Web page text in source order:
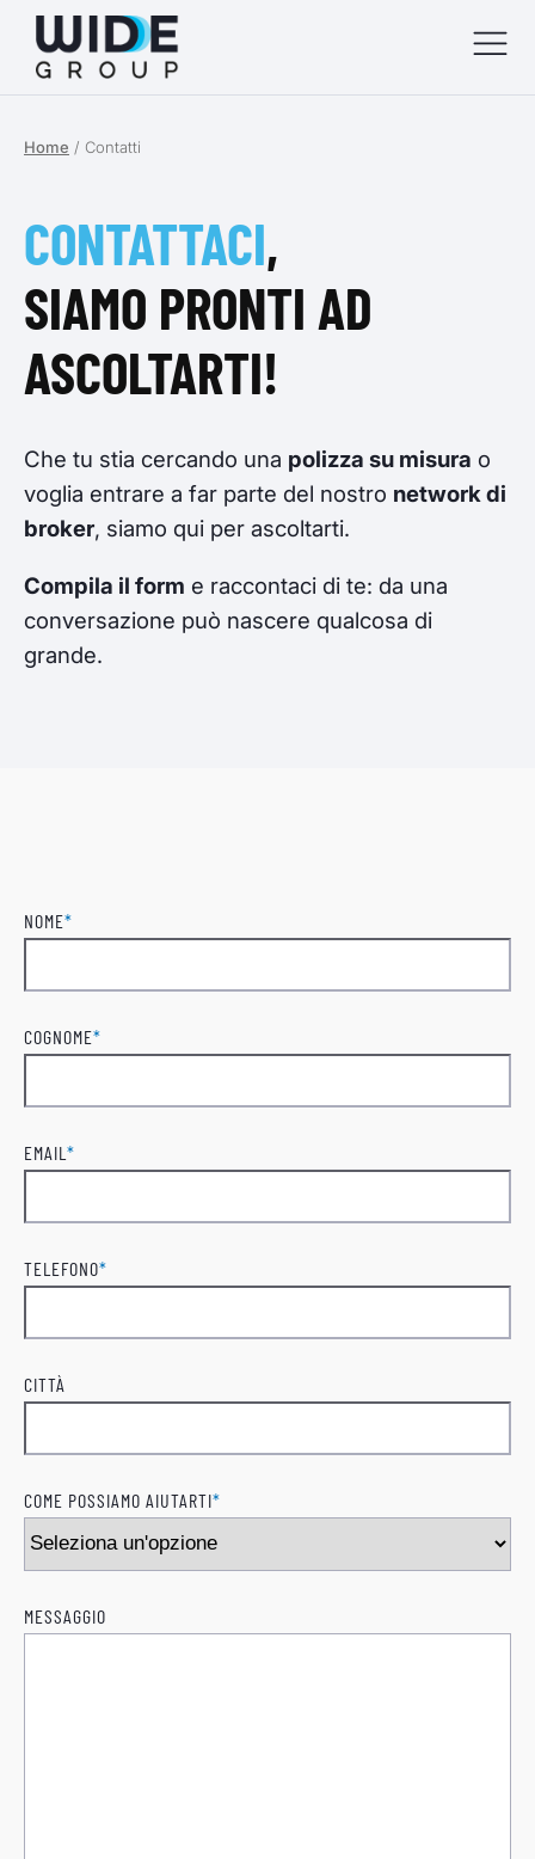
Home / Contatti
CONTATTACI,
SIAMO PRONTI AD
ASCOLTARTI!
Che tu stia cercando una polizza su misura o
voglia entrare a far parte del nostro network di
broker, siamo qui per ascoltarti.
Compila il form e raccontaci di te: da una
conversazione può nascere qualcosa di
grande.
NOME*
COGNOME*
EMAIL *
TELEFONO*
CITTÀ
COME POSSIAMO AIUTARTI*
MESSAGGIO